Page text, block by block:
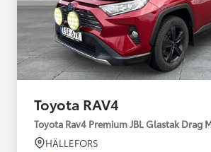
Toyota RAV4
Toyota Rav4 Premium JBL Glastak Drag
HÄLLEFORS